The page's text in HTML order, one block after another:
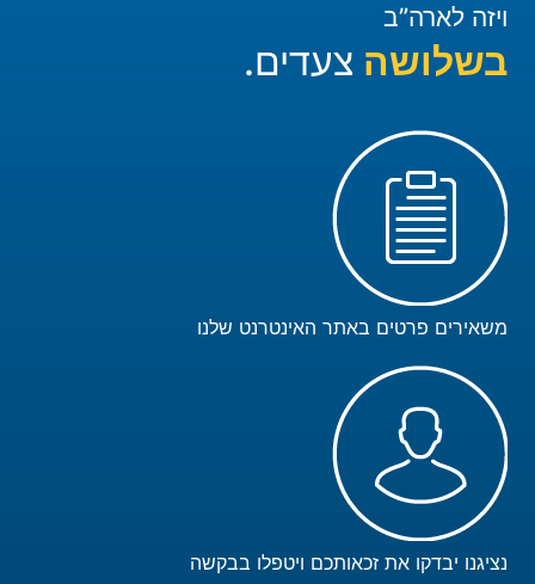
ויזה לארה”ב
בשלושה צעדים.
משאירים פרטים באתר האינטרנט שלנו
נציגנו יבדקו את זכאותכם ויטפלו בבקשה